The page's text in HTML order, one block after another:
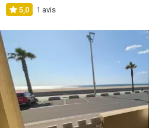
5,0 1 avis